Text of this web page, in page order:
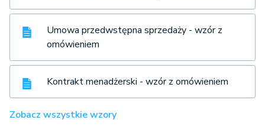
Umowa przedwstępna sprzedaży - wzór z
omówieniem
Kontrakt menadżerski - wzór z omówieniem
Zobacz wszystkie wzory